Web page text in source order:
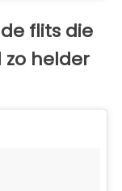
flits die
helder